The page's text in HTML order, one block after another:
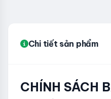
Chi tiết sản phẩm
CHÍNH SÁCH